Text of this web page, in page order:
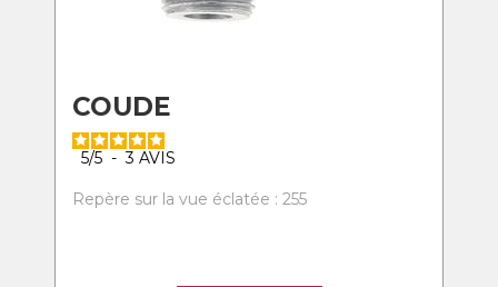
COUDE
5/5 - 3 AVIS
Repère sur la vue éclatée : 255